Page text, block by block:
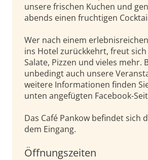
unsere frischen Kuchen und
abends einen fruchtigen
Wer nach einem
ins Hotel zurückkehrt, freut
Salate, Pizzen und vieles mehr.
unbedingt auch unsere
weitere Informationen finden
unten angefügten Facebook-
Das Café Pankow befindet sich
dem Eingang.
Öffnungszeiten